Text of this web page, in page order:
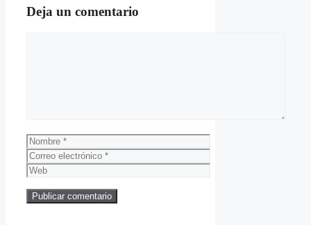
Deja un comentario
Nombre
Correo
electrónico
Web